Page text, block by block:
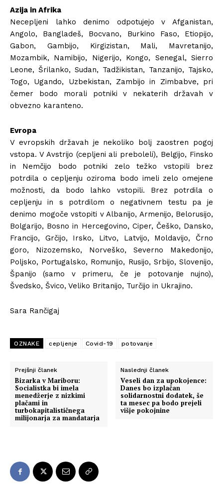
Azija in Afrika
Necepljeni lahko denimo odpotujejo v Afganistan,
Angolo, Bangladeš, Bocvano, Burkino Faso, Etiopijo,
Gabon, Gambijo, Kirgizistan, Mali, Mavretanijo,
Mozambik, Namibijo, Nigerijo, Kongo, Senegal, Sierro
Leone, Šrilanko, Sudan, Tadžikistan, Tanzanijo, Tajsko,
Togo, Ugando, Uzbekistan, Zambijo in Zimbabve, pri
čemer bodo morali potniki v nekaterih državah v
obvezno karanteno.
Evropa
V evropskih državah je nekoliko bolj zaostren pogoj
vstopa. V Avstrijo (cepljeni ali preboleli), Belgijo, Finsko
in Nemčijo bodo potniki zelo težko vstopili brez
potrdila o cepljenju oziroma bodo imeli zelo omejene
možnosti, da bodo lahko vstopili. Brez potrdila o
cepljenju in s potrdilom o negativnem testu pa je
denimo mogoče vstopiti v Albanijo, Armenijo, Belorusijo,
Bolgarijo, Bosno in Hercegovino, Ciper, Češko, Dansko,
Francijo, Grčijo, Irsko, Litvo, Latvijo, Moldavijo, Črno
goro, Nizozemsko, Norveško, Severno Makedonijo,
Poljsko, Portugalsko, Romunijo, Rusijo, Srbijo, Slovenijo,
Španijo (samo v primeru, če je potovanje nujno),
Švedsko, Švico, Veliko Britanijo, Turčijo in Ukrajino.
Sara Rančigaj
OZNAKE cepljenje Covid-19 potovanje
Prejšnji članek
Bizarka v Mariboru:
Socialistka bi imela
menedžerje z nizkimi
plačami in
turbokapitalističnega
milijonarja za mandatarja
Naslednji članek
Veseli dan za upokojence:
Danes bo izplačan
solidarnostni dodatek, še
ta mesec pa bodo prejeli
višje pokojnine